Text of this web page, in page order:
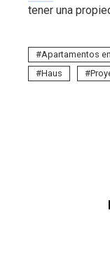
tener una
Apartamentos
Haus